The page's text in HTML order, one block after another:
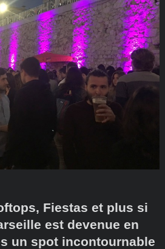
Fiestas et plus si
est devenue en
un spot incontournable